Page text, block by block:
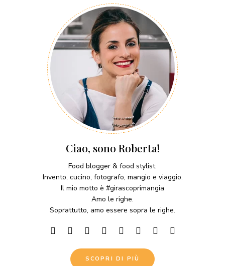
Ciao, sono Roberta!
Food blogger & food stylist.
Invento, cucino, fotografo, mangio e viaggio.
Il mio motto è #girascoprimangia
Amo le righe.
Soprattutto, amo essere sopra le righe.
SCOPRI DI PIÙ